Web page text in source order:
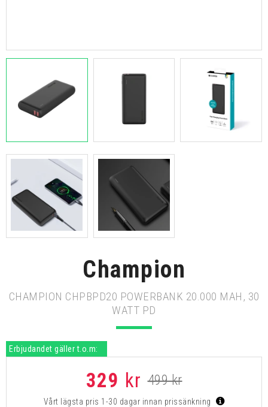
Champion
CHAMPION CHPBPD20 POWERBANK 20.000 MAH, 30
WATT PD
Erbjudandet gäller t.o.m:
329 kr 499 kr
Vårt lägsta pris 1-30 dagar innan prissänkning